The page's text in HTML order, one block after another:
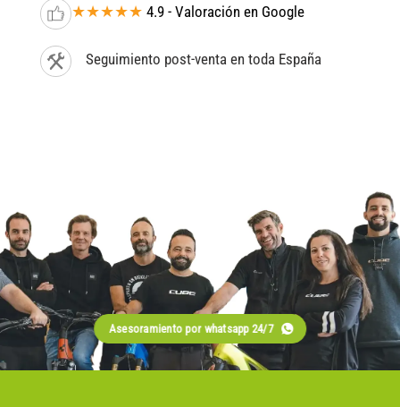
★★★★★ 4.9 - Valoración en Google
Seguimiento post-venta en toda España
Asesoramiento por whatsapp 24/7